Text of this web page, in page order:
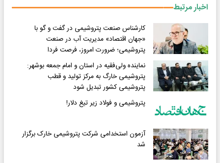
اخبار مرتبط
کارشناس صنعت پتروشیمی در گفت و گو با
«جهان اقتصاد» مدیریت آب در صنعت
پتروشیمی؛ ضرورت امروز، فرصت فردا
نماینده ولی‌فقیه در استان و امام جمعه بوشهر:
پتروشیمی خارگ به مرکز تولید و قطب
پتروشیمی کشور تبدیل شود
پتروشیمی و فولاد زیر تیغ دلار!
آزمون استخدامی شرکت پتروشیمی خارک برگزار
شد